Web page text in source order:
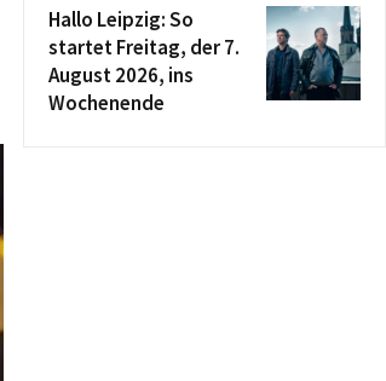
Hallo Leipzig: So
startet Freitag, der 7.
August 2026, ins
Wochenende